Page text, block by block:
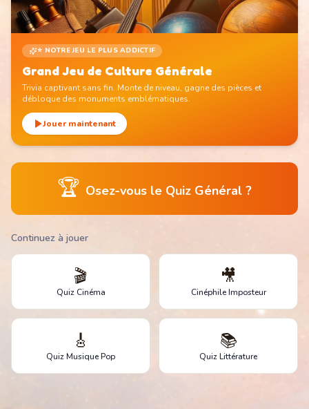
⭐ NOTRE JEU LE PLUS ADDICTIF
Grand Jeu de Culture Générale
Trivia captivant sans fin. Monte de niveau, gagne des pièces et
débloque des monuments emblématiques.
Jouer maintenant
🏆 Osez-vous le Quiz Général ?
Continuez à jouer
🎬
Quiz Cinéma
🎥
Cinéphile Imposteur
🎸
Quiz Musique Pop
📚
Quiz Littérature